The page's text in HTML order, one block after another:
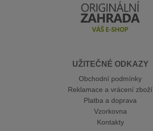
UŽITEČNÉ ODKAZY
Obchodní podmínky
Reklamace a vrácení zboží
Platba a doprava
Vzorkovna
Kontakty